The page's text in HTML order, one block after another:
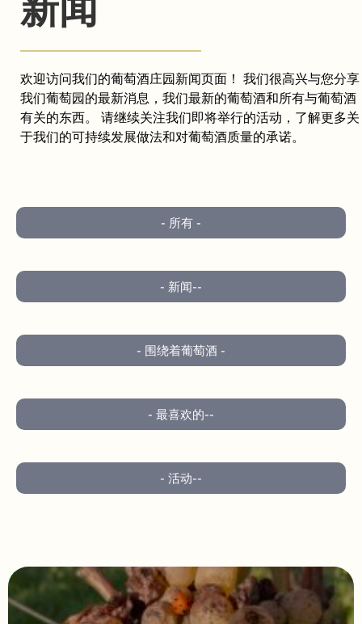
新闻
欢迎访问我们的葡萄酒庄园新闻页面！ 我们很高兴与您分享
我们葡萄园的最新消息，我们最新的葡萄酒和所有与葡萄酒
有关的东西。 请继续关注我们即将举行的活动，了解更多关
于我们的可持续发展做法和对葡萄酒质量的承诺。
- 所有 -
- 新闻--
- 围绕着葡萄酒 -
- 最喜欢的--
- 活动--